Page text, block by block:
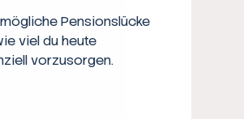
Pensionslücke
viel du heute
vorzusorgen.